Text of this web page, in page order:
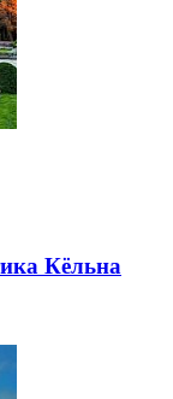
Кёльна